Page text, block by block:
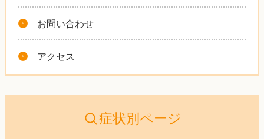
お問い合わせ
アクセス
症状別ページ